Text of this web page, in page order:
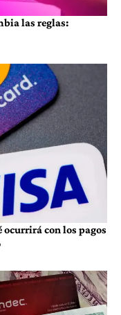
las reglas:
ocurrirá con los pagos